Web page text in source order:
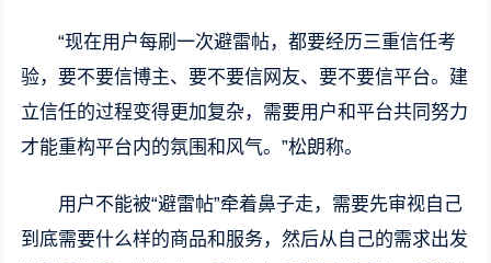
“现在用户每刷一次避雷帖，都要经历三重信任考
验，要不要信博主、要不要信网友、要不要信平台。建
立信任的过程变得更加复杂，需要用户和平台共同努力
才能重构平台内的氛围和风气。”松朗称。
用户不能被“避雷帖”牵着鼻子走，需要先审视自己
到底需要什么样的商品和服务，然后从自己的需求出发